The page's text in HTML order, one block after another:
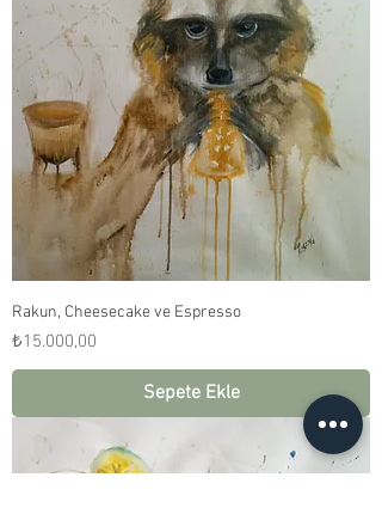
Rakun, Cheesecake ve Espresso
Fiyat
₺15.000,00
Sepete Ekle